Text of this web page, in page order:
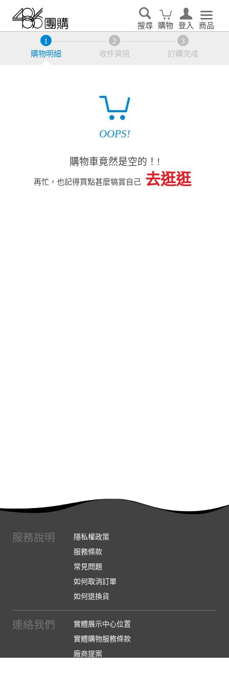
搜尋 購物 登入 商品
購物明細 收件資訊 訂購完成
OOPS!
購物車竟然是空的！!
再忙，也記得買點甚麼犒賞自己 去逛逛
服務說明
隱私權政策
服務條款
常見問題
如何取消訂單
如何退換貨
連絡我們
實體展示中心位置
實體購物服務條款
廠商提案